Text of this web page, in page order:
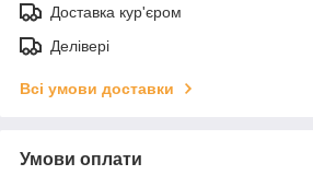
Доставка кур'єром
Делівері
Всі умови доставки
Умови оплати